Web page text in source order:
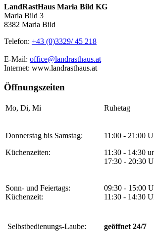
LandRastHaus Maria Bild KG
Maria Bild 3
8382 Maria Bild
Telefon: +43 (0)3329/ 45 218
E-Mail: office@landrasthaus.at
Internet: www.landrasthaus.at
Öffnungszeiten
Mo, Di, Mi Ruhetag
Donnerstag bis Samstag:
Küchenzeiten:
11:00 - 21:00
11:30 - 14:30
17:30 - 20:30
Sonn- und Feiertags:
Küchenzeit:
09:30 - 15:00
11:30 - 14:30
Selbstbedienungs-Laube: geöffnet 24/7